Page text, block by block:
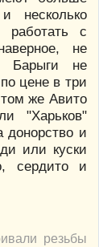
несколько
с
не
Барыги не
цене в три
же Авито
"Харьков"
донорство и
или куски
сердито и
резьбы